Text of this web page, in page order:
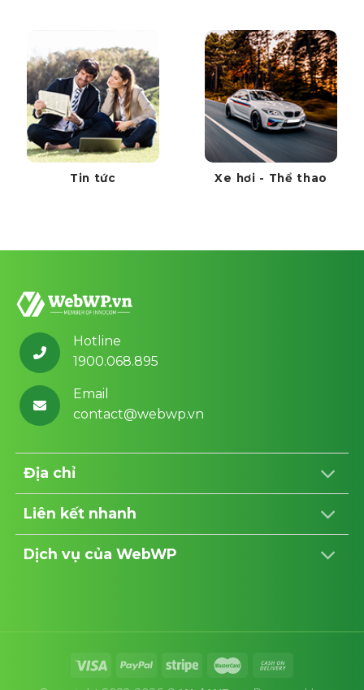
Tin tức Xe hơi - Thể thao
Hotline
1900.068.895
Email
contact@webwp.vn
Địa chỉ
Liên kết nhanh
Dịch vụ của WebWP